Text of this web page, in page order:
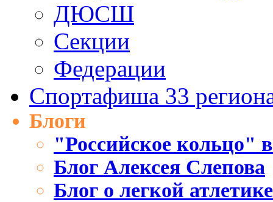
ДЮСШ
Секции
Федерации
Спортафиша 33
Блоги
"Российское кольцо"
Блог Алексея Слепова
Блог о легкой